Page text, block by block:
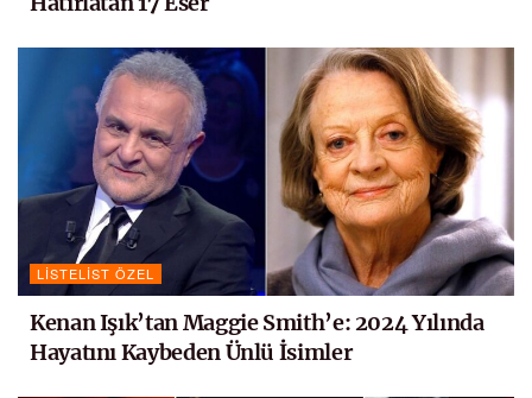
LISTELIST ÖZEL
Kenan Işık’tan Maggie Smith’e: 2024 Yılında
Hayatını Kaybeden Ünlü İsimler